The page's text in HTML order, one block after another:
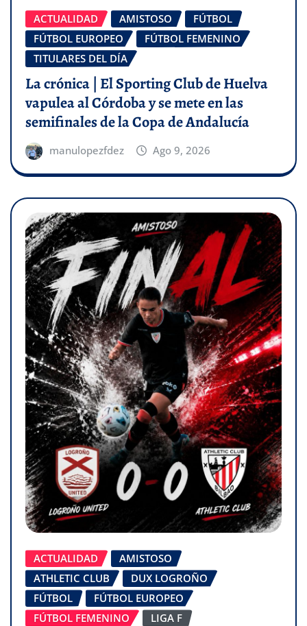
ACTUALIDAD AMISTOSO
FÚTBOL
FÚTBOL EUROPEO
FÚTBOL FEMENINO
TITULARES DEL DÍA
La crónica | El Sporting Club de Huelva
vapulea al Córdoba y se mete en las
semifinales de la Copa de Andalucía
manulopezfdez Ago 9, 2026
ACTUALIDAD
AMISTOSO
ATHLETIC CLUB
DUX LOGROÑO
FÚTBOL
FÚTBOL EUROPEO
FÚTBOL FEMENINO
LIGA F